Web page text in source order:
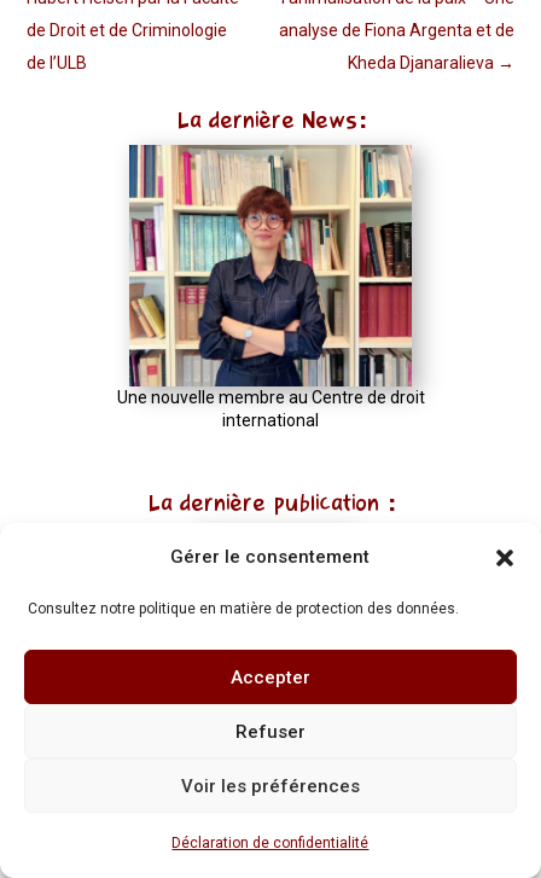
Gérer le consentement
Consultez notre politique en matière de protection des données.
Accepter
Refuser
Voir les préférences
Déclaration de confidentialité
de Droit et de Criminologie
de l’ULB
analyse de Fiona Argenta et de
Kheda Djanaralieva →
La dernière News:
Une nouvelle membre au Centre de droit
international
La dernière publication :
Revue belge de droit international 2025/2